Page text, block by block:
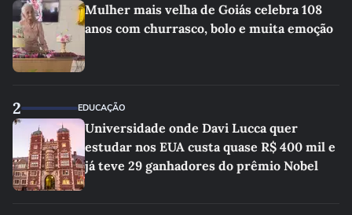
Mulher mais velha de Goiás celebra 108
anos com churrasco, bolo e muita emoção
2 EDUCAÇÃO
Universidade onde Davi Lucca quer
estudar nos EUA custa quase R$ 400 mil e
já teve 29 ganhadores do prêmio Nobel